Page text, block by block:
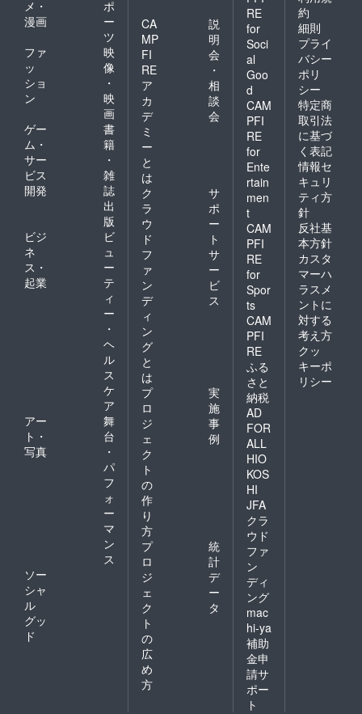
メ・
漫画
ポ
ー
ツ
ファ
ッ
ショ
ン
映
像
・
映
画
ゲー
ム・
サー
ビス
開発
書
籍
・
雑
誌
出
版
ビジ
ネ
ス・
起業
ビ
ュ
ー
テ
ィ
ー
・
ヘ
ル
ス
ケ
ア
アー
ト・
写真
舞
台
・
パ
フ
ォ
ー
マ
ン
ス
ソー
シャ
ル
グッ
ド
CA
MP
FI
RE
ア
カ
デ
ミ
ー
と
は
説
明
会
・
相
談
会
ク
ラ
ウ
ド
フ
ァ
ン
デ
ィ
ン
グ
と
は
サ
ポ
ー
ト
サ
ー
ビ
ス
プ
ロ
ジ
ェ
ク
ト
の
作
り
方
実
施
事
例
プ
ロ
ジ
ェ
ク
ト
の
広
め
方
統
計
デ
ー
タ
RE
for
Soci
al
Goo
d
CAM
PFI
RE
for
Ente
rtain
men
t
CAM
PFI
RE
for
Spor
ts
CAM
PFI
RE
ふる
さと
納税
AD
FOR
ALL
HIO
KOS
HI
JFA
クラ
ウド
ファ
ン
ディ
ング
mac
hi-ya
補助
金申
請サ
ポー
ト
約
細則
プライ
バシー
ポリ
シー
特定商
取引法
に基づ
く表記
情報セ
キュリ
ティ方
針
反社基
本方針
カスタ
マーハ
ラスメ
ントに
対する
考え方
クッ
キーポ
リシー